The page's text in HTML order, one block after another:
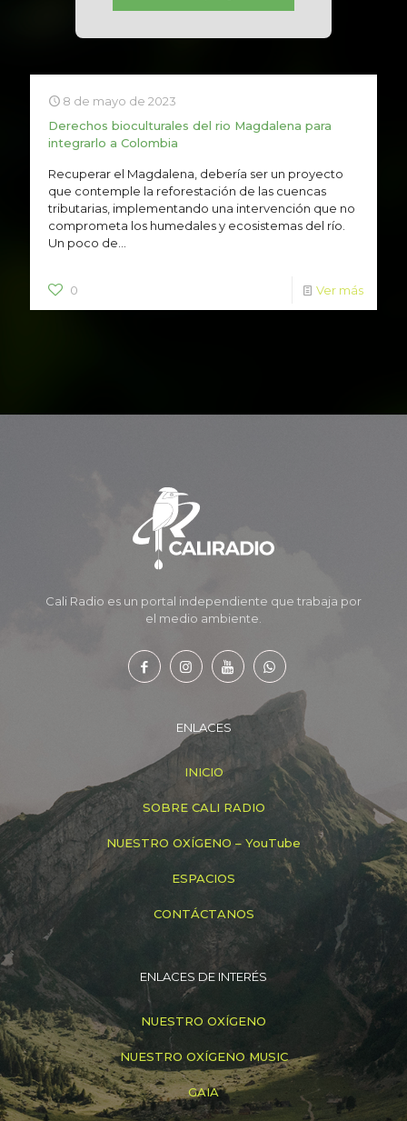
8 de mayo de 2023
Derechos bioculturales del rio Magdalena para
integrarlo a Colombia
Recuperar el Magdalena, debería ser un proyecto
que contemple la reforestación de las cuencas
tributarias, implementando una intervención que no
comprometa los humedales y ecosistemas del río.
Un poco de...
0 Ver más
Cali Radio es un portal independiente que trabaja por
el medio ambiente.
ENLACES
INICIO
SOBRE CALI RADIO
NUESTRO OXÍGENO – YouTube
ESPACIOS
CONTÁCTANOS
ENLACES DE INTERÉS
NUESTRO OXÍGENO
NUESTRO OXÍGENO MUSIC
GAIA